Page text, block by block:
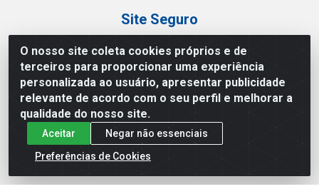
O nosso site coleta cookies próprios e de
terceiros para proporcionar uma experiência
personalizada ao usuário, apresentar publicidade
relevante de acordo com o seu perfil e melhorar a
qualidade do nosso site.
Aceitar
Negar não essenciais
Preferências de Cookies
Site Seguro
Loja / Showroom
Tel.: (11) 3227-0546
Av Vautier, 587/597 - Pari - São Paulo/SP